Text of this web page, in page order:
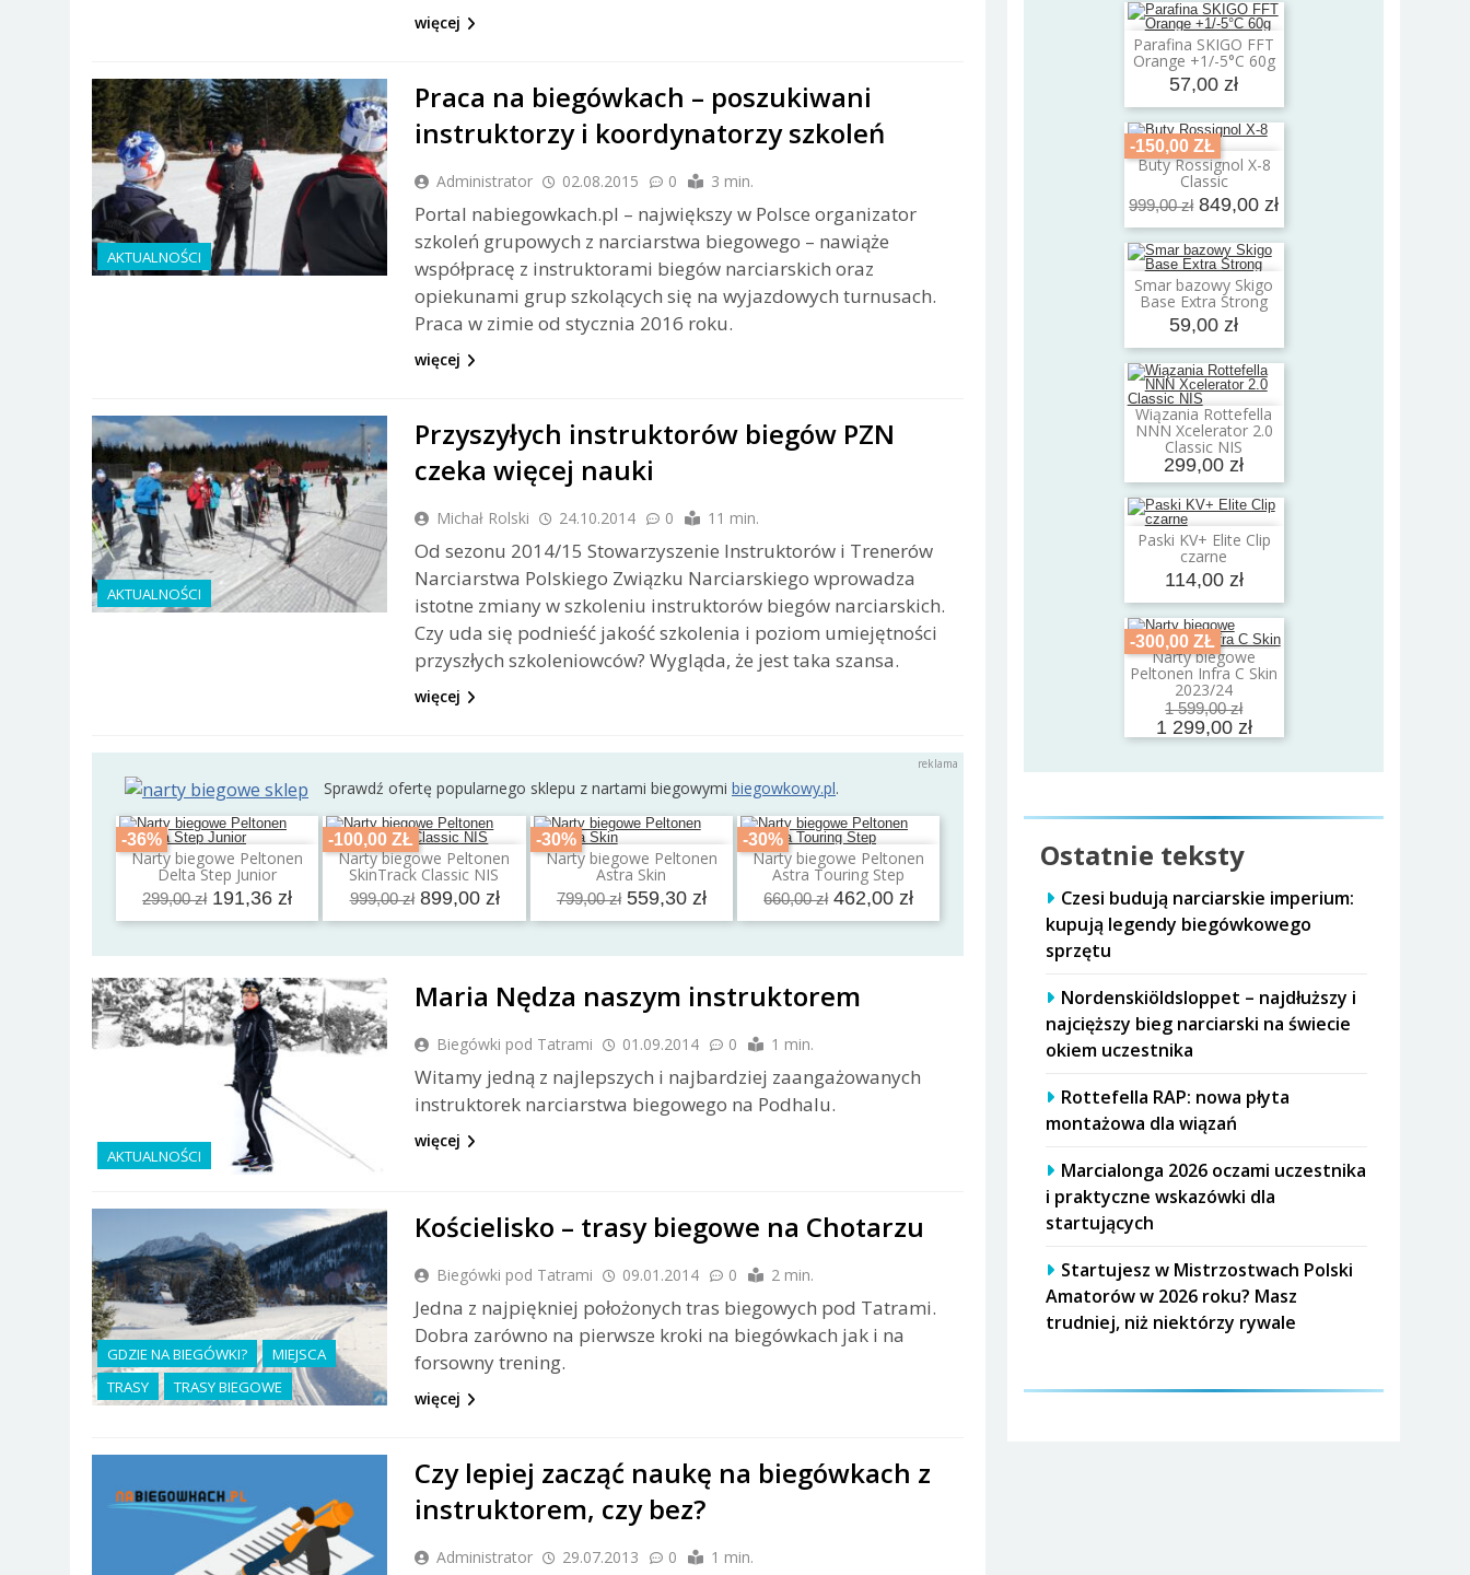
więcej
AKTUALNOŚCI
Praca na biegówkach – poszukiwani
instruktorzy i koordynatorzy szkoleń
Administrator 02.08.2015 0 3 min.
Portal nabiegowkach.pl – największy w Polsce organizator
szkoleń grupowych z narciarstwa biegowego – nawiąże
współpracę z instruktorami biegów narciarskich oraz
opiekunami grup szkolących się na wyjazdowych turnusach.
Praca w zimie od stycznia 2016 roku.
więcej
AKTUALNOŚCI
Przyszyłych instruktorów biegów PZN
czeka więcej nauki
Michał Rolski 24.10.2014 0 11 min.
Od sezonu 2014/15 Stowarzyszenie Instruktorów i Trenerów
Narciarstwa Polskiego Związku Narciarskiego wprowadza
istotne zmiany w szkoleniu instruktorów biegów narciarskich.
Czy uda się podnieść jakość szkolenia i poziom umiejętności
przyszłych szkoleniowców? Wygląda, że jest taka szansa.
więcej
Sprawdź ofertę popularnego sklepu z nartami biegowymi biegowkowy.pl.
-36%
Narty biegowe Peltonen
Delta Step Junior
299,00 zł 191,36 zł
Dodaj do koszyka
-100,00 ZŁ
Narty biegowe Peltonen
SkinTrack Classic NIS
999,00 zł 899,00 zł
Dodaj do koszyka
-30%
Narty biegowe Peltonen
Astra Skin
799,00 zł 559,30 zł
Dodaj do koszyka
-30%
Narty biegowe Peltonen
Astra Touring Step
660,00 zł 462,00 zł
Dodaj do koszyka
AKTUALNOŚCI
Maria Nędza naszym instruktorem
Biegówki pod Tatrami 01.09.2014 0 1 min.
Witamy jedną z najlepszych i najbardziej zaangażowanych
instruktorek narciarstwa biegowego na Podhalu.
więcej
GDZIE NA BIEGÓWKI?
MIEJSCA
TRASY
TRASY BIEGOWE
Kościelisko – trasy biegowe na Chotarzu
Biegówki pod Tatrami 09.01.2014 0 2 min.
Jedna z najpiękniej położonych tras biegowych pod Tatrami.
Dobra zarówno na pierwsze kroki na biegówkach jak i na
forsowny trening.
więcej
Czy lepiej zacząć naukę na biegówkach z
instruktorem, czy bez?
Administrator 29.07.2013 0 1 min.
Parafina SKIGO FFT
Orange +1/-5°C 60g
57,00 zł
Dodaj do koszyka
-150,00 ZŁ
Buty Rossignol X-8
Classic
999,00 zł 849,00 zł
Dodaj do koszyka
Smar bazowy Skigo
Base Extra Strong
59,00 zł
Dodaj do koszyka
Wiązania Rottefella
NNN Xcelerator 2.0
Classic NIS
299,00 zł
Dodaj do koszyka
Paski KV+ Elite Clip
czarne
114,00 zł
Dodaj do koszyka
-300,00 ZŁ
Narty biegowe
Peltonen Infra C Skin
2023/24
1 599,00 zł
1 299,00 zł
Dodaj do koszyka
Ostatnie teksty
Czesi budują narciarskie imperium:
kupują legendy biegówkowego
sprzętu
Nordenskiöldsloppet – najdłuższy i
najcięższy bieg narciarski na świecie
okiem uczestnika
Rottefella RAP: nowa płyta
montażowa dla wiązań
Marcialonga 2026 oczami uczestnika
i praktyczne wskazówki dla
startujących
Startujesz w Mistrzostwach Polski
Amatorów w 2026 roku? Masz
trudniej, niż niektórzy rywale